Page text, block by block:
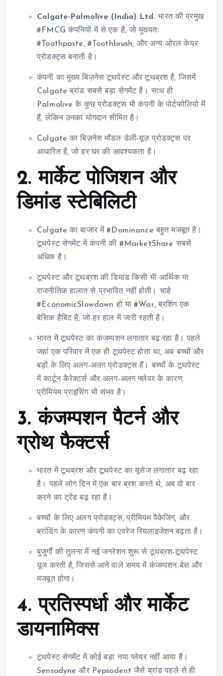
Colgate-Palmolive (India) Ltd. भारत की प्रमुख
#FMCG कंपनियों में से एक है, जो मुख्यतः
#Toothpaste, #Toothbrush, और अन्य ओरल केयर
प्रोडक्ट्स बनाती है।
कंपनी का मुख्य बिज़नेस टूथपेस्ट और टूथब्रश है, जिसमें
Colgate ब्रांड सबसे बड़ा सेगमेंट है। साथ ही
Palmolive के कुछ प्रोडक्ट्स भी कंपनी के पोर्टफोलियो में
हैं, लेकिन उनका योगदान सीमित है।
Colgate का बिज़नेस मॉडल डेली-यूज़ प्रोडक्ट्स पर
आधारित है, जो हर घर की आवश्यकता है।
2.मार्केट पोजिशन और
डिमांड स्टेबिलिटी
Colgate का बाजार में #Dominance बहुत मजबूत है।
टूथपेस्ट सेगमेंट में कंपनी की #MarketShare सबसे
अधिक है।
टूथपेस्ट और टूथब्रश की डिमांड किसी भी आर्थिक या
राजनीतिक हालात से प्रभावित नहीं होती। चाहे
#EconomicSlowdown हो या #War, ब्रशिंग एक
बेसिक हैबिट है, जो हर हाल में जारी रहती है।
भारत में टूथपेस्ट का कंजम्पशन लगातार बढ़ रहा है। पहले
जहां एक परिवार में एक ही टूथपेस्ट होता था, अब बच्चों और
बड़ों के लिए अलग-अलग प्रोडक्ट्स हैं। बच्चों के टूथपेस्ट
में कार्टून कैरेक्टर्स और अलग-अलग फ्लेवर के कारण
प्रीमियम प्राइसिंग भी संभव है।
3.कंजम्पशन पैटर्न और
ग्रोथ फैक्टर्स
भारत में टूथब्रश और टूथपेस्ट का यूसेज लगातार बढ़ रहा
है। पहले लोग दिन में एक बार ब्रश करते थे, अब दो बार
करने का ट्रेंड बढ़ रहा है।
बच्चों के लिए अलग प्रोडक्ट्स, प्रीमियम पैकेजिंग, और
ब्रांडिंग के कारण कंपनी का एवरेज रियलाइजेशन बढ़ता है।
बुजुर्गों की तुलना में नई जनरेशन शुरू से टूथब्रश-टूथपेस्ट
यूज करती है, जिससे आने वाले समय में कंजम्पशन बेस और
मजबूत होगा।
4.प्रतिस्पर्धा और मार्केट
डायनामिक्स
टूथपेस्ट सेगमेंट में कोई बड़ा नया प्लेयर नहीं आया है।
Sensodyne और Pepsodent जैसे ब्रांड पहले से ही